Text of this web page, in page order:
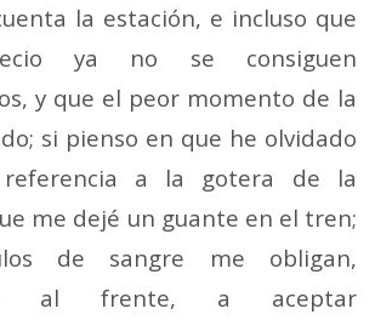
la estación, e incluso que
ya no se consiguen
y que el peor momento de la
si pienso en que he olvidado
a la gotera de la
me dejé un guante en el tren;
de sangre me obligan,
al frente, a aceptar